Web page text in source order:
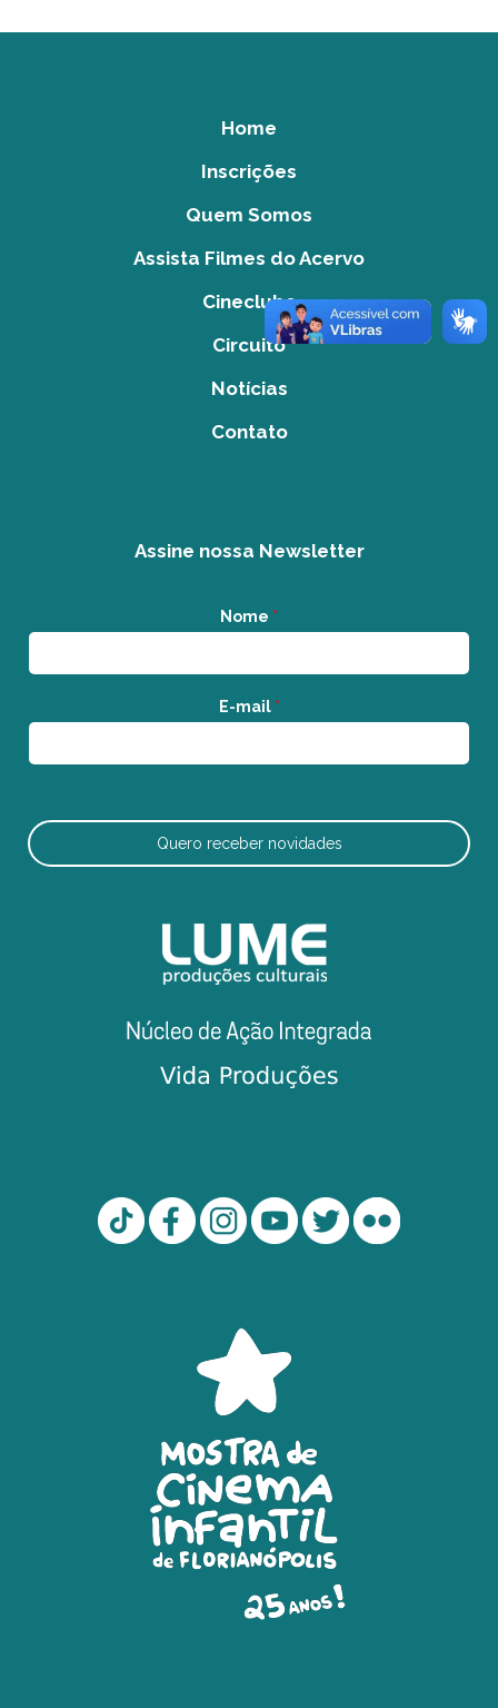
Home
Inscrições
Quem Somos
Assista Filmes do Acervo
Cineclube
Circuito
Notícias
Contato
Assine nossa Newsletter
Nome *
E-mail *
Quero receber novidades